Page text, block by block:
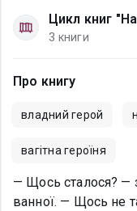
Цикл книг
3 книги
Про книгу
владний герой
вагітна героїня
— Щось сталося? —
ванної. — Щось не